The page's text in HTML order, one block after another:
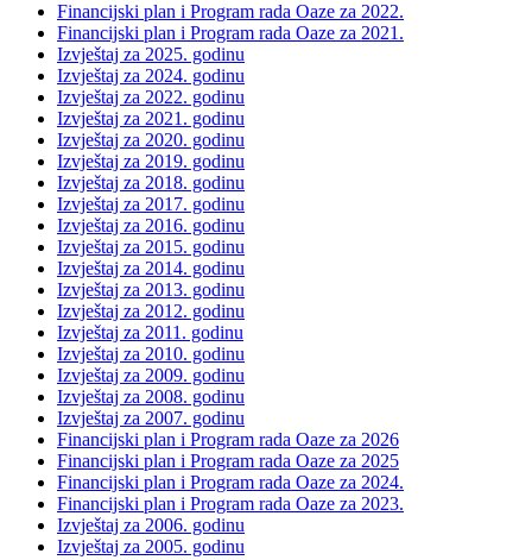
Financijski plan i Program rada Oaze za 2022.
Financijski plan i Program rada Oaze za 2021.
Izvještaj za 2025. godinu
Izvještaj za 2024. godinu
Izvještaj za 2022. godinu
Izvještaj za 2021. godinu
Izvještaj za 2020. godinu
Izvještaj za 2019. godinu
Izvještaj za 2018. godinu
Izvještaj za 2017. godinu
Izvještaj za 2016. godinu
Izvještaj za 2015. godinu
Izvještaj za 2014. godinu
Izvještaj za 2013. godinu
Izvještaj za 2012. godinu
Izvještaj za 2011. godinu
Izvještaj za 2010. godinu
Izvještaj za 2009. godinu
Izvještaj za 2008. godinu
Izvještaj za 2007. godinu
Financijski plan i Program rada Oaze za 2026
Financijski plan i Program rada Oaze za 2025
Financijski plan i Program rada Oaze za 2024.
Financijski plan i Program rada Oaze za 2023.
Izvještaj za 2006. godinu
Izvještaj za 2005. godinu